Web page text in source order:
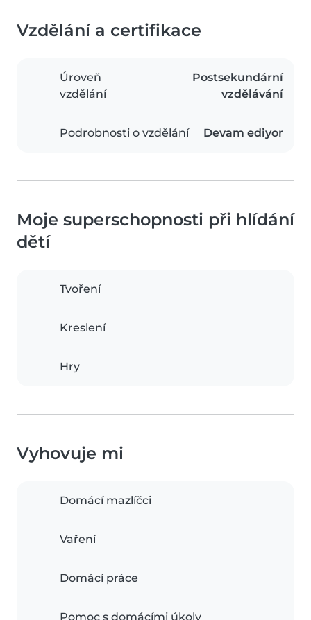
Vzdělání a certifikace
Úroveň
vzdělání
Postsekundární
vzdělávání
Podrobnosti o vzdělání Devam ediyor
Moje superschopnosti při hlídání
dětí
Tvoření
Kreslení
Hry
Vyhovuje mi
Domácí mazlíčci
Vaření
Domácí práce
Pomoc s domácími úkoly